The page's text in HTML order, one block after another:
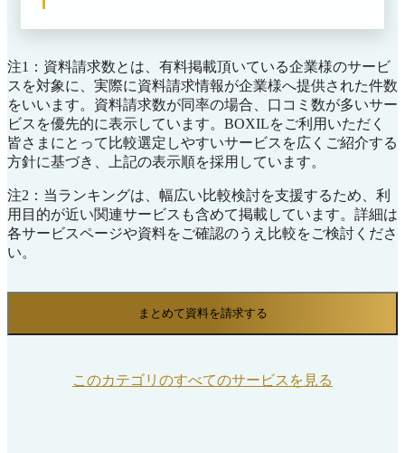
感じている企業やアルコールチェックや運行の記
録を確実に残したい管理者に向いています。
注1：資料請求数とは、有料掲載頂いている企業様のサービ
スを対象に、実際に資料請求情報が企業様へ提供された件数
をいいます。資料請求数が同率の場合、口コミ数が多いサー
ビスを優先的に表示しています。BOXILをご利用いただく
皆さまにとって比較選定しやすいサービスを広くご紹介する
方針に基づき、上記の表示順を採用しています。
注2：当ランキングは、幅広い比較検討を支援するため、利
用目的が近い関連サービスも含めて掲載しています。詳細は
各サービスページや資料をご確認のうえ比較をご検討くださ
い。
まとめて資料を請求する
このカテゴリのすべてのサービスを見る